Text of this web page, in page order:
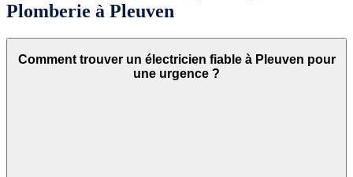
Plomberie à Pleuven
Comment trouver un électricien fiable à Pleuven pour
une urgence ?